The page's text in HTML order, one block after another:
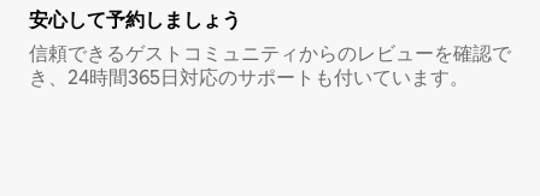
安心して予約しましょう
信頼できるゲストコミュニティからのレビューを確認で
き、24時間365日対応のサポートも付いています。